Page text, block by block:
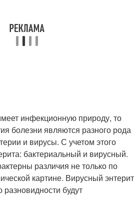
инфекционную природу, то
болезни являются разного рода
и вирусы. С учетом этого
бактериальный и вирусный.
различия не только по
картине. Вирусный энтерит
разновидности будут